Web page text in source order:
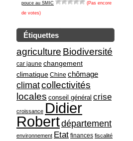
pouce au SMIC
(Pas encore
de votes)
Étiquettes
agriculture Biodiversité
car jaune changement
climatique Chine chômage
climatcollectivités
locales conseil général crise
croissance Didier
Robertdépartement
environnement Etat finances fiscalité